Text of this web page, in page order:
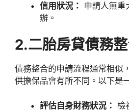
信用狀況： 申請人無重
辦。
2.二胎房貸債務
債務整合的申請流程通常相似
供擔保品會有所不同。以下是
評估自身財務狀況： 檢